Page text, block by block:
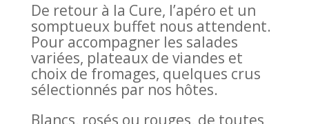
De retour à la Cure, l’apéro et un
somptueux buffet nous attendent.
Pour accompagner les salades
variées, plateaux de viandes et
choix de fromages, quelques crus
sélectionnés par nos hôtes.
Blancs, rosés ou rouges, de toutes